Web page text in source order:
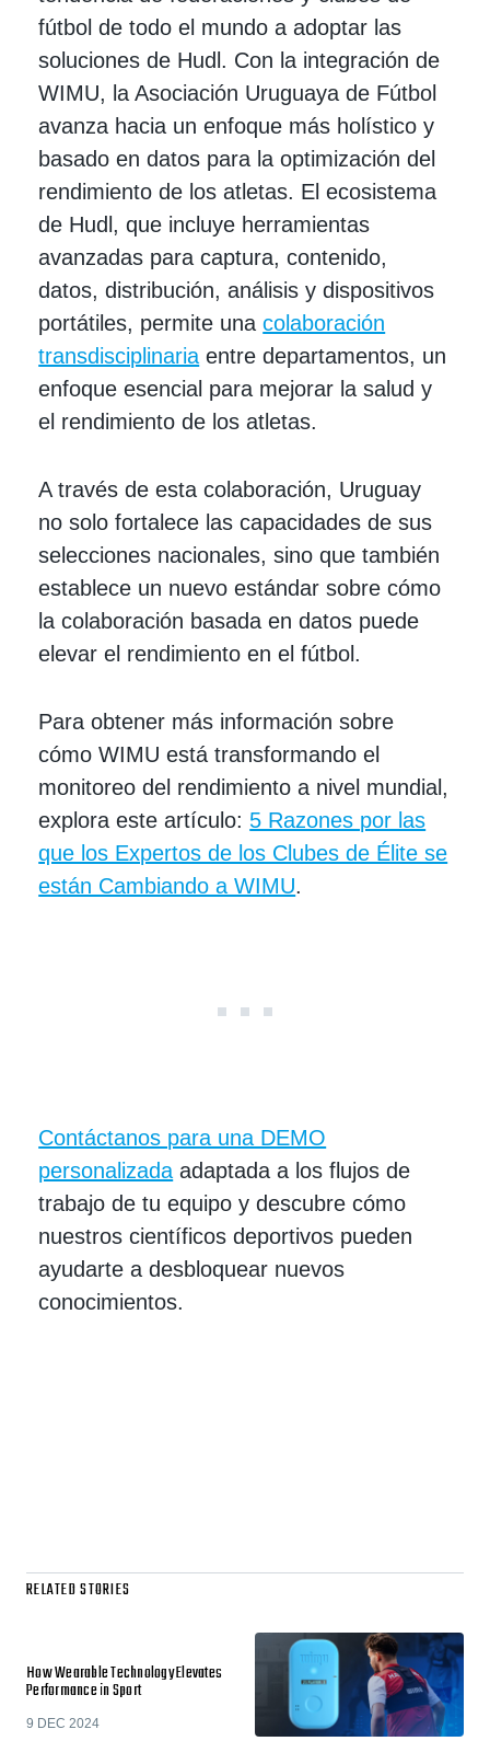
fútbol de todo el mundo a adoptar las
soluciones de Hudl. Con la integración de
WIMU, la Asociación Uruguaya de Fútbol
avanza hacia un enfoque más holístico y
basado en datos para la optimización del
rendimiento de los atletas. El ecosistema
de Hudl, que incluye herramientas
avanzadas para captura, contenido,
datos, distribución, análisis y dispositivos
portátiles, permite unacolaboración
transdisciplinaria entre departamentos, un
enfoque esencial para mejorar la salud y
el rendimiento de los atletas.
A través de esta colaboración, Uruguay
no solo fortalece las capacidades de sus
selecciones nacionales, sino que también
establece un nuevo estándar sobre cómo
la colaboración basada en datos puede
elevar el rendimiento en el fútbol.
Para obtener más información sobre
cómo WIMU está transformando el
monitoreo del rendimiento a nivel mundial,
explora este artículo: 5 Razones por las
que los Expertos de los Clubes de Élite se
están Cambiando a WIMU.
Contáctanos para una DEMO
personalizada adaptada a los flujos de
trabajo de tu equipo y descubre cómo
nuestros científicos deportivos pueden
ayudarte a desbloquear nuevos
conocimientos.
RELATED STORIES
How Wearable Technology Elevates
Performance in Sport
9 DEC 2024